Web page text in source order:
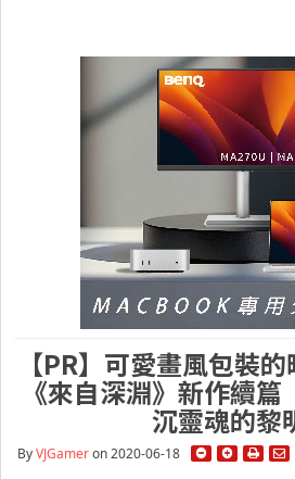
【PR】可愛畫風包裝
《來自深淵》新作續
沉靈魂的黎
ByVJGameron 2020-06-18